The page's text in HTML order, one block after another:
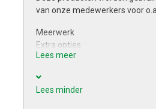
van onze medewerkers voor
Meerwerk
Extra opties
Ontwerp maken
Lees meer
Lees minder